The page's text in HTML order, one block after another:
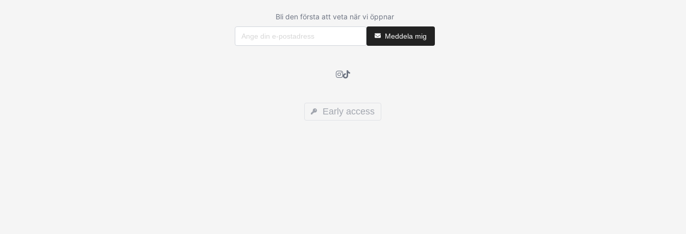
Bli den första att veta när vi öppnar
Meddela mig
Early access